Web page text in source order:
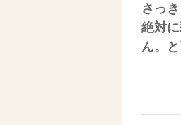
さっ
絶対
ん。